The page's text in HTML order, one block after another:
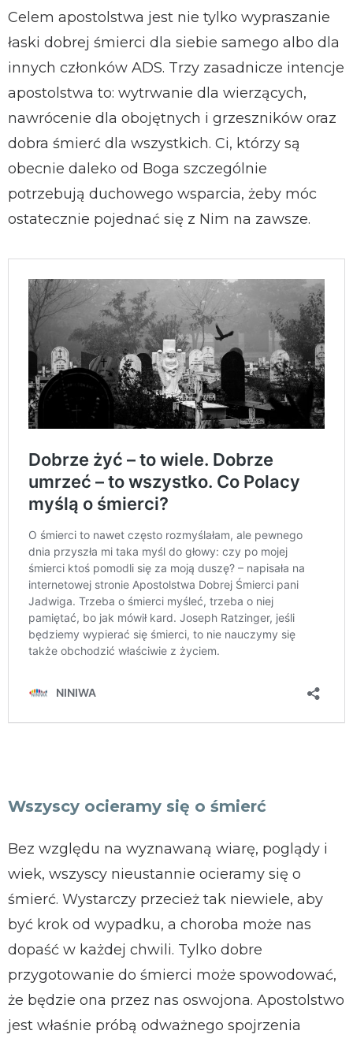
Celem apostolstwa jest nie tylko wypraszanie
łaski dobrej śmierci dla siebie samego albo dla
innych członków ADS. Trzy zasadnicze intencje
apostolstwa to: wytrwanie dla wierzących,
nawrócenie dla obojętnych i grzeszników oraz
dobra śmierć dla wszystkich. Ci, którzy są
obecnie daleko od Boga szczególnie
potrzebują duchowego wsparcia, żeby móc
ostatecznie pojednać się z Nim na zawsze.
Wszyscy ocieramy się o śmierć
Bez względu na wyznawaną wiarę, poglądy i
wiek, wszyscy nieustannie ocieramy się o
śmierć. Wystarczy przecież tak niewiele, aby
być krok od wypadku, a choroba może nas
dopaść w każdej chwili. Tylko dobre
przygotowanie do śmierci może spowodować,
że będzie ona przez nas oswojona. Apostolstwo
jest właśnie próbą odważnego spojrzenia